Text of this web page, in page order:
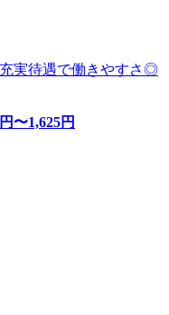
実待遇で働きやすさ◎
円〜1,625円